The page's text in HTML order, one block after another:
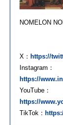
NOMELON
X： https://
Instagram：
https://
YouTube：
https://
TikTok：